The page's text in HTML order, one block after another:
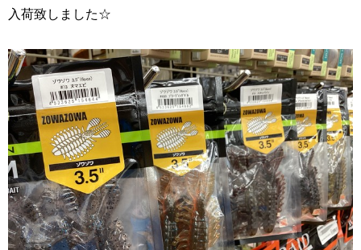
入荷致しました☆